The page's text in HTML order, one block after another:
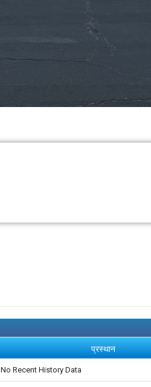
प्रस्थान
No Recent History Data